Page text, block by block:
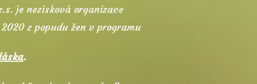
je nezisková organizace
z popudu žen v programu
.